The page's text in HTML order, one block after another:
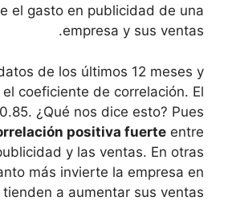
el gasto ⁤en publicidad de una
empresa y sus ventas.
de los ‍últimos 12​ meses y
el coeficiente ‌de correlación. ⁢El
¿Qué nos dice esto? Pues
positiva fuerte entre
y las ventas. ⁤En otras
más invierte la empresa en
a aumentar sus​ ventas.